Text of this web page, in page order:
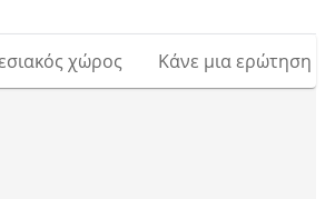
χώρος Κάνε μια ερώτηση